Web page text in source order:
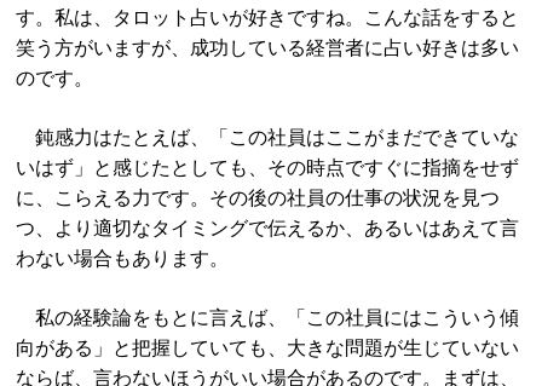
す。私は、タロット占いが好きですね。こんな話をすると
笑う方がいますが、成功している経営者に占い好きは多い
のです。
鈍感力はたとえば、「この社員はここがまだできていな
いはず」と感じたとしても、その時点ですぐに指摘をせず
に、こらえる力です。その後の社員の仕事の状況を見つ
つ、より適切なタイミングで伝えるか、あるいはあえて言
わない場合もあります。
私の経験論をもとに言えば、「この社員にはこういう傾
向がある」と把握していても、大きな問題が生じていない
ならば、言わないほうがいい場合があるのです。まずは、